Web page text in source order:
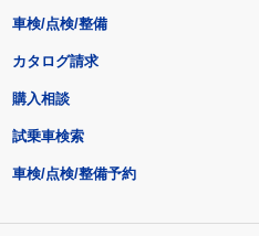
車検/点検/整備
カタログ請求
購入相談
試乗車検索
車検/点検/整備予約